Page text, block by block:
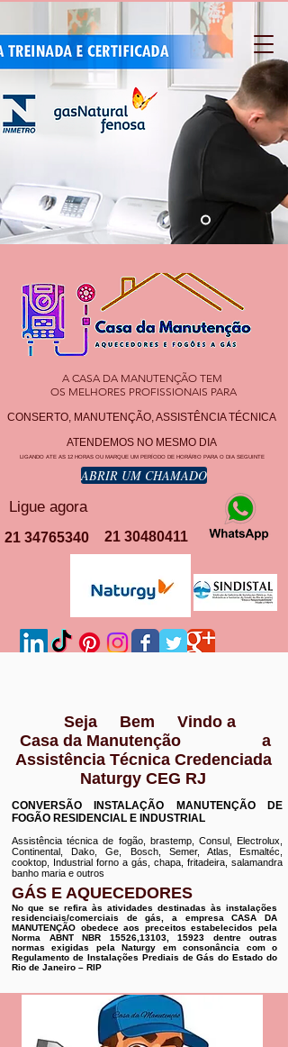
A CASA DA MANUTENÇÃO TEM
OS MELHORES PROFISSIONAIS PARA
CONSERTO, MANUTENÇÃO, ASSISTÊNCIA TÉCNICA
ATENDEMOS NO MESMO DIA
LIGANDO ATE AS 12 HORAS OU MARQUE UM PERÍODO DE HORÁRIO PARA O DIA SEGUINTE
ABRIR UM CHAMADO
Ligue agora
21 30480411
21 34765340
Seja Bem Vindo a
Casa da Manutenção a
Assistência Técnica Credenciada
Naturgy CEG RJ
CONVERSÃO INSTALAÇÃO MANUTENÇÃO DE
FOGÃO RESIDENCIAL E INDUSTRIAL
Assistência técnica de fogão, brastemp, Consul, Electrolux,
Continental, Dako, Ge, Bosch, Semer, Atlas, Esmaltéc,
cooktop, Industrial forno a gás, chapa, fritadeira, salamandra
banho maria e outros
GÁS E AQUECEDORES
No que se refira às atividades destinadas às instalações
residenciais/comerciais de gás, a empresa CASA DA
MANUTENÇÃO obedece aos preceitos estabelecidos pela
Norma ABNT NBR 15526,13103, 15923 dentre outras
normas exigidas pela Naturgy em consonância com o
Regulamento de Instalações Prediais de Gás do Estado do
Rio de Janeiro – RIP